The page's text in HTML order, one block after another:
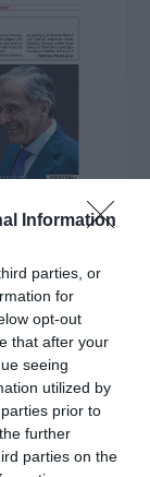
Information
parties, or
for
opt-out
that after your
seeing
utilized by
prior to
further
parties on the